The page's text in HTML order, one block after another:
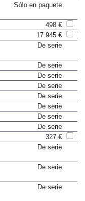
Sólo en paquete
498 €
17.945 €
De serie
De serie
De serie
De serie
De serie
De serie
De serie
De serie
327 €
De serie
De serie
De serie